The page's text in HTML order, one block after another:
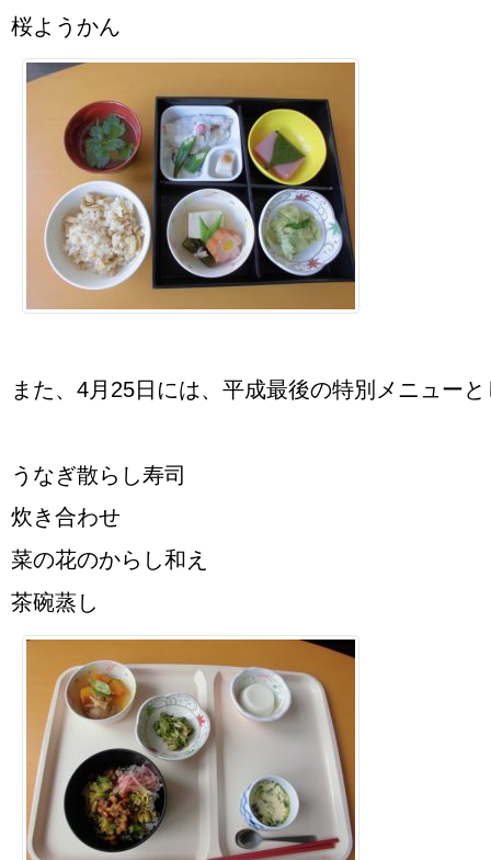
桜ようかん
また、4月25日には、平成最後の特別メニューと
うなぎ散らし寿司
炊き合わせ
菜の花のからし和え
茶碗蒸し